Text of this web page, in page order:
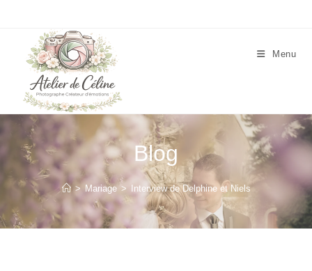
Menu
Blog
> Mariage > Interview de Delphine et Niels